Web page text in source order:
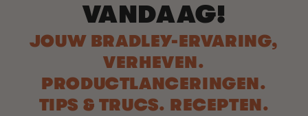
VANDAAG!
JOUW BRADLEY-ERVARING,
VERHEVEN.
PRODUCTLANCERINGEN.
TIPS & TRUCS. RECEPTEN.